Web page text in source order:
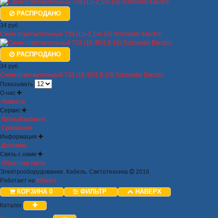
РАСПРОДАНО
34 руб
Сжим ответвительный 739 (1,5-2,5/4-10) Schneider Electric
РАСПРОДАНО
34 руб
Сжим ответвительный 733 (16-35/1,5-10) Schneider Electric
Показывать
О нас
Новости
Сервис
Личный кабинет
Сравнение
Информация
Доставка
Связь с нами
Обратная связь
Электрооборудование. Кабель. Светотехника
2016
Работает на InSales
КОРЗИНА 0 ФИЛЬТР НАВЕРХ
Каталог